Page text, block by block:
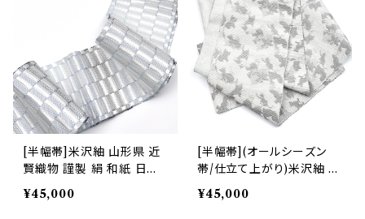
[半幅帯]米沢紬 山形県 近
賢織物 謹製 絹 和紙 日本
製(商品番号:22468)
¥45,000
[半幅帯](オールシーズン
帯/仕立て上がり)米沢紬 山
形県 近賢織物 謹製 正絹
日本製(商品番号:22445)
¥45,000